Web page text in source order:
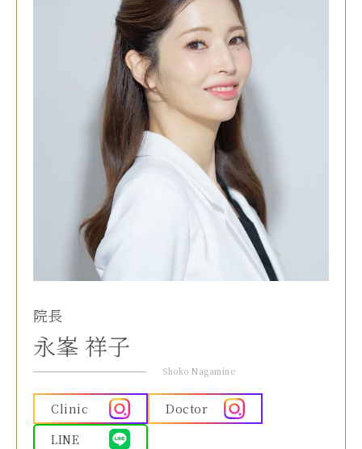
院長
永峯 祥子
Shoko Nagamine
Clinic
Doctor
LINE